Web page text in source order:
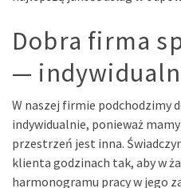
Dobra firma
—
W naszej firmie podchodzimy
indywidualnie, ponieważ
przestrzeń jest inna.
klienta godzinach tak, aby w
harmonogramu pracy w jego